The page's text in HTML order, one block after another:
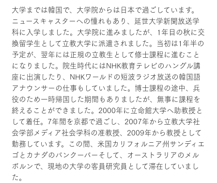
大学までは韓国で、大学院からは日本で過ごしています。
ニュースキャスターへの憧れもあり、延世大学新聞放送学
科に入学しました。大学院に進みましたが、1年目の秋に交
換留学生として立教大学に派遣されました。当初は1年半の
予定が、翌年には正規の立教生として修士課程に進むこと
になりました。院生時代にはNHK教育テレビのハングル講
座に出演したり、NHKワールドの短波ラジオ放送の韓国語
アナウンサーの仕事もしていました。博士課程の途中、兵
役のため一時帰国した期間もありましたが、無事に課程を
終えることができました。2000年に立命館大学へ助教授と
して着任。7年間を京都で過ごし、2007年から立教大学社
会学部メディア社会学科の准教授、2009年から教授として
勤務しています。この間、米国カリフォルニア州サンディエ
ゴとカナダのバンクーバーそして、オーストラリアのメル
ボルンで、現地の大学の客員研究員として滞在していまし
た。